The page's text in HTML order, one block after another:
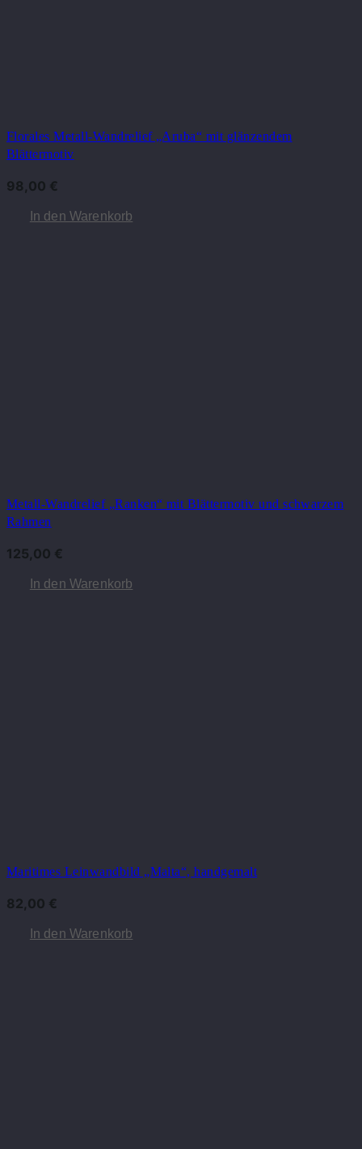
Florales Metall-Wandrelief „Aruba“ mit glänzendem
Blättermotiv
98,00 €
In den Warenkorb
Metall-Wandrelief „Ranken“ mit Blättermotiv und schwarzem
Rahmen
125,00 €
In den Warenkorb
Maritimes Leinwandbild „Malta“, handgemalt
82,00 €
In den Warenkorb